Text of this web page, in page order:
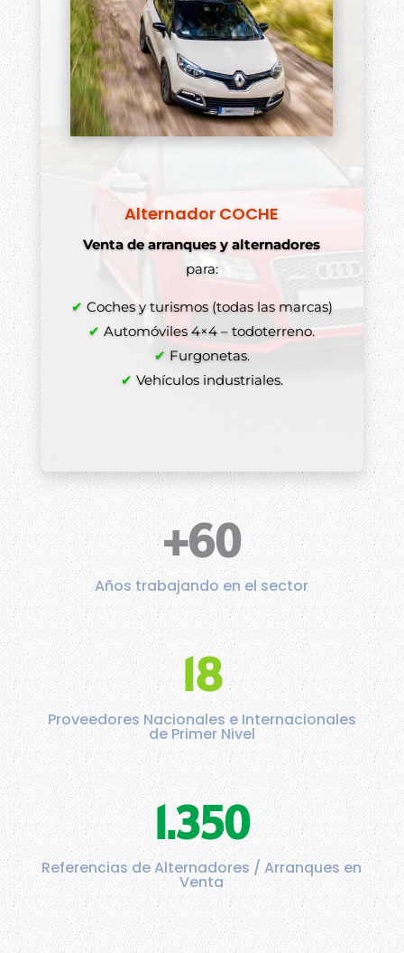
Alternador COCHE
Venta de arranques y alternadores
para:
✔ Coches y turismos (todas las marcas)
✔ Automóviles 4×4 – todoterreno.
✔ Furgonetas.
✔ Vehículos industriales.
+60
Años trabajando en el sector
18
Proveedores Nacionales e Internacionales
de Primer Nivel
1.350
Referencias de Alternadores / Arranques en
Venta